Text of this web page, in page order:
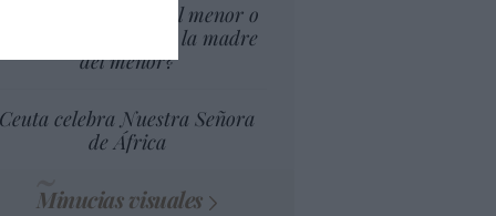
¿El Superior interés el menor o
el superior interés de la madre
del menor?
Ceuta celebra Nuestra Señora
de África
Minucias visuales